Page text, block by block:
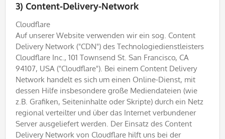
3) Content-Delivery-Network
Cloudflare
Auf unserer Website verwenden wir ein sog. Content
Delivery Network ("CDN") des Technologiedienstleisters
Cloudflare Inc., 101 Townsend St. San Francisco, CA
94107, USA ("Cloudflare"). Bei einem Content Delivery
Network handelt es sich um einen Online-Dienst, mit
dessen Hilfe insbesondere große Mediendateien (wie
z.B. Grafiken, Seiteninhalte oder Skripte) durch ein Netz
regional verteilter und über das Internet verbundener
Server ausgeliefert werden. Der Einsatz des Content
Delivery Network von Cloudflare hilft uns bei der